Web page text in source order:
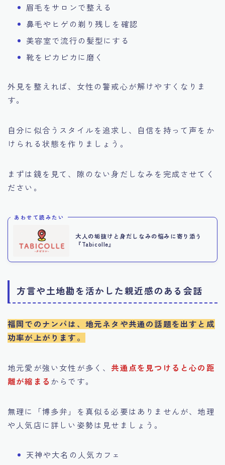
眉毛をサロンで整える
鼻毛やヒゲの剃り残しを確認
美容室で流行の髪型にする
靴をピカピカに磨く
外見を整えれば、女性の警戒心が解けやすくなりま
す。
自分に似合うスタイルを追求し、自信を持って声をか
けられる状態を作りましょう。
まずは鏡を見て、隙のない身だしなみを完成させてく
ださい。
あわせて読みたい
大人の垢抜けと身だしなみの悩みに寄り添う
『Tabicolle』
方言や土地勘を活かした親近感のある会話
福岡でのナンパは、地元ネタや共通の話題を出すと成
功率が上がります。
地元愛が強い女性が多く、 共通点を見つけると心の距
離が縮まる からです。
無理に「博多弁」を真似る必要はありませんが、地理
や人気店に詳しい姿勢は見せましょう。
天神や大名の人気カフェ